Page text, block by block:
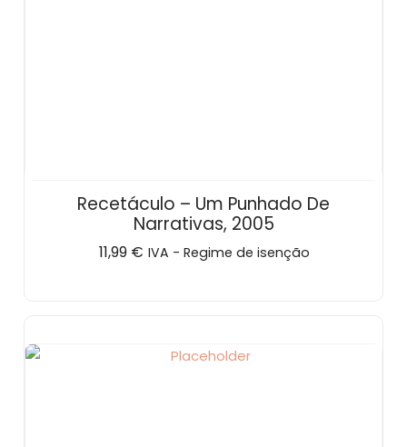
Recetáculo – Um Punhado De
Narrativas, 2005
11,99 € IVA - Regime de isenção